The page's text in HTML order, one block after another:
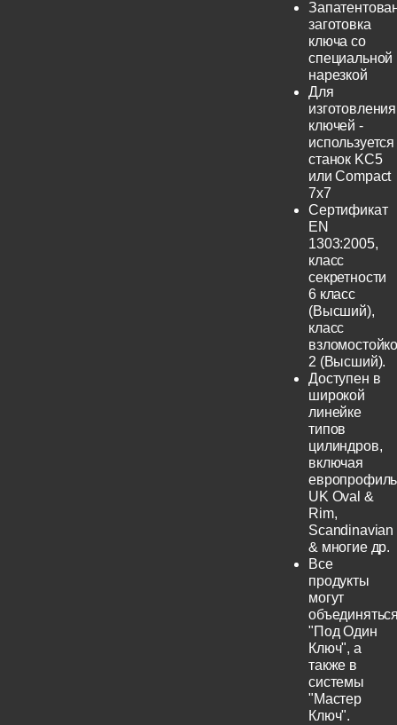
заготовка
ключа со
специальной
нарезкой
Для
изготовления
ключей -
используется
станок KC5
или Compact
7x7
Сертификат
EN
1303:2005,
класс
секретности
6 класс
(Высший),
класс
2 (Высший).
Доступен в
широкой
линейке
типов
цилиндров,
включая
UK Oval &
Rim,
Scandinavian
& многие др.
Все
продукты
могут
"Под Один
Ключ", а
также в
системы
"Мастер
Ключ".